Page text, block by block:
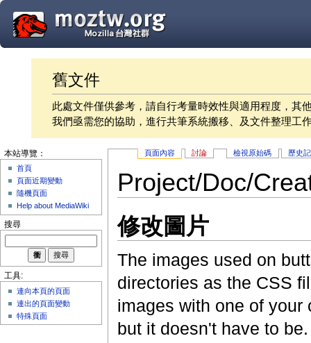
舊文件
此處文件僅供參考，請自行考量時效性與適用程度，其
我們亟需您的協助，進行共筆系統搬移、及文件整理工
頁面內容 討論 檢視原始碼 歷史
Project/Doc/
修改圖片
The images used on
directories as the CSS
images with one of
but it doesn't have to
本站導覽：
首頁
頁面近期變動
隨機頁面
Help about MediaWiki
搜尋
工具:
連向本頁的頁面
連出的頁面變動
特殊頁面